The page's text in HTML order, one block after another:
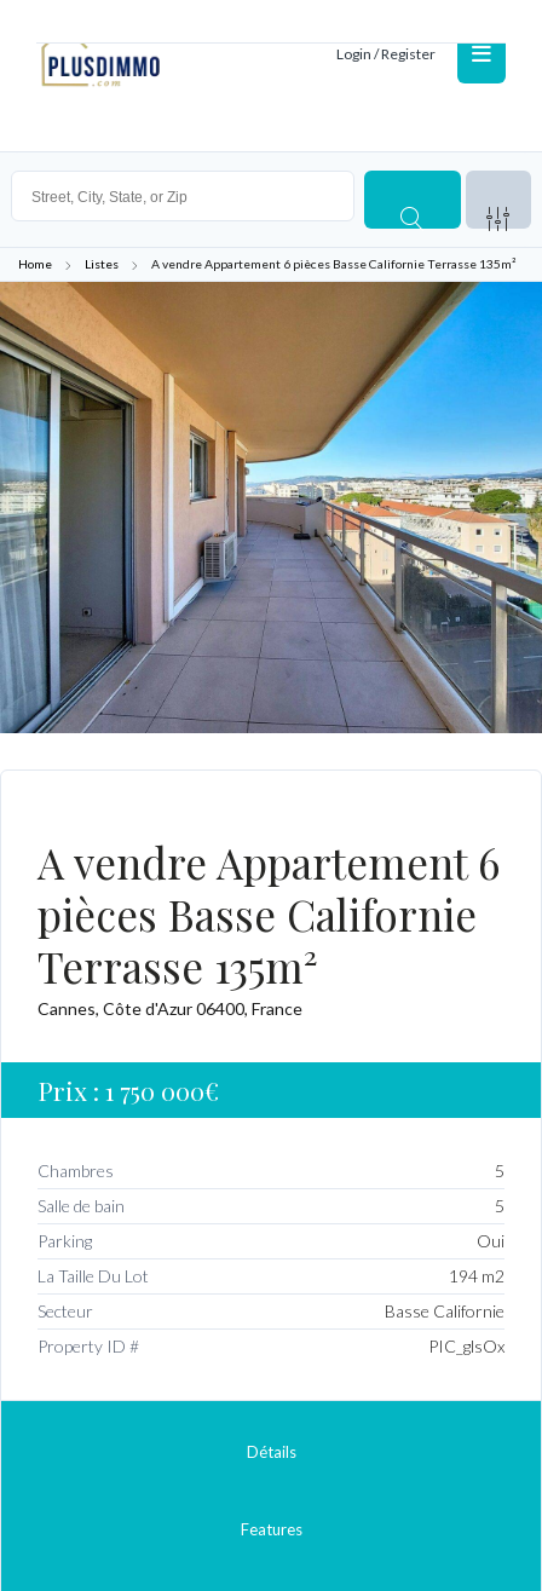
Login / Register
Home Listes A vendre Appartement 6 pièces Basse Californie Terrasse 135m²
A vendre Appartement 6
pièces Basse Californie
Terrasse 135m²
Cannes, Côte d'Azur 06400, France
Prix : 1 750 000€
Chambres
5
Salle de bain
5
Parking
Oui
La Taille Du Lot
194 m2
Secteur
Basse Californie
Property ID #
PIC_glsOx
Détails
Features